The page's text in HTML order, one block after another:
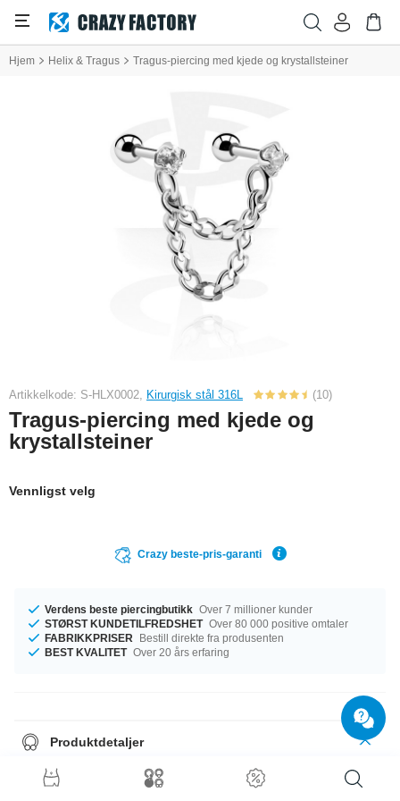
Hjem Helix & Tragus Tragus-piercing med kjede og krystallsteiner
Artikkelkode: S-HLX0002, Kirurgisk stål 316L (10)
Tragus-piercing med kjede og
krystallsteiner
Vennligst velg
Crazy beste-pris-garanti
Verdens beste piercingbutikk Over 7 millioner kunder
STØRST KUNDETILFREDSHET Over 80 000 positive omtaler
FABRIKKPRISER
Bestill direkte fra produsenten
BEST KVALITET Over 20 års erfaring
Produktdetaljer
Denne artikkelen har målet 1.2 mm. Tilgjengelig med en lengde på 6 mm.
Kulen kommer i størrelsen 3 mm. En vågal artikkel du bare må ha!